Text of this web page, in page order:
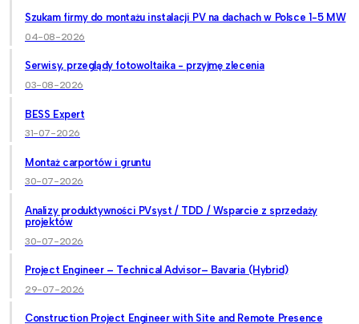
Szukam firmy do montażu instalacji PV na dachach w Polsce 1-5 MW
04-08-2026
Serwisy, przeglądy fotowoltaika - przyjmę zlecenia
03-08-2026
BESS Expert
31-07-2026
Montaż carportów i gruntu
30-07-2026
Analizy produktywności PVsyst / TDD / Wsparcie z sprzedaży
projektów
30-07-2026
Project Engineer – Technical Advisor– Bavaria (Hybrid)
29-07-2026
Construction Project Engineer with Site and Remote Presence